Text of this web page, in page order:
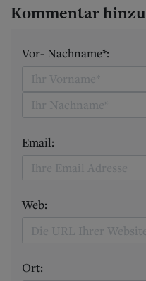
Kommentar
Vor- Nachname*:
Email:
Web:
Ort: